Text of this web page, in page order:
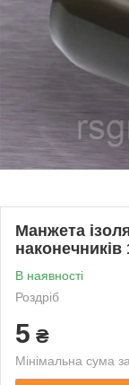
Манжета
наконечників
В наявності
Роздріб
5 ₴
Мінімальна сума